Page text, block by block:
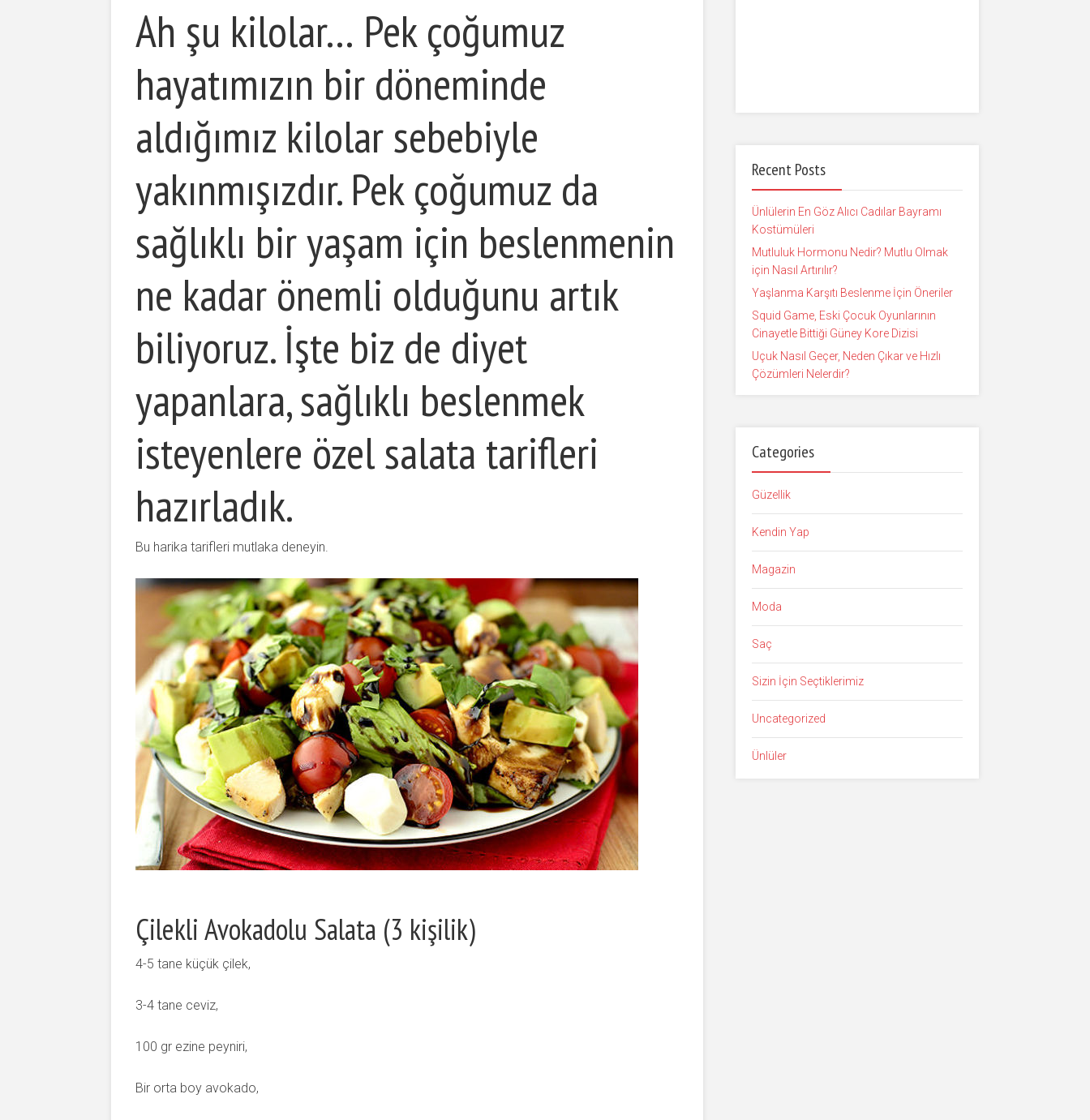
Ah şu kilolar… Pek çoğumuz
hayatımızın bir döneminde
aldığımız kilolar sebebiyle
yakınmışızdır. Pek çoğumuz da
sağlıklı bir yaşam için beslenmenin
ne kadar önemli olduğunu artık
biliyoruz. İşte biz de diyet
yapanlara, sağlıklı beslenmek
isteyenlere özel salata tarifleri
hazırladık.
Bu harika tarifleri mutlaka deneyin.
Çilekli Avokadolu Salata (3 kişilik)
4-5 tane küçük çilek,
3-4 tane ceviz,
100 gr ezine peyniri,
Bir orta boy avokado,
Recent Posts
Ünlülerin En Göz Alıcı Cadılar Bayramı
Kostümüleri
Mutluluk Hormonu Nedir? Mutlu Olmak
için Nasıl Artırılır?
Yaşlanma Karşıtı Beslenme İçin Öneriler
Squid Game, Eski Çocuk Oyunlarının
Cinayetle Bittiği Güney Kore Dizisi
Uçuk Nasıl Geçer, Neden Çıkar ve Hızlı
Çözümleri Nelerdir?
Categories
Güzellik
Kendin Yap
Magazin
Moda
Saç
Sizin İçin Seçtiklerimiz
Uncategorized
Ünlüler